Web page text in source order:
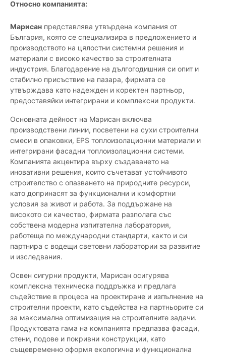
Относно компанията:
Марисан представлява утвърдена компания от
България, която се специализира в предложението и
производството на цялостни системни решения и
материали с високо качество за строителната
индустрия. Благодарение на дългогодишния си опит и
стабилно присъствие на пазара, фирмата се
утвърждава като надежден и коректен партньор,
предоставяйки интегрирани и комплексни продукти.
Основната дейност на Марисан включва
производствени линии, посветени на сухи строителни
смеси в опаковки, EPS топлоизолационни материали и
интегрирани фасадни топлоизолационни системи.
Компанията акцентира върху създаването на
иновативни решения, които съчетават устойчивото
строителство с опазването на природните ресурси,
като допринасят за функционални и комфортни
условия за живот и работа. За поддържане на
високото си качество, фирмата разполага със
собствена модерна изпитателна лаборатория,
работеща по международни стандарти, както и си
партнира с водещи световни лаборатории за развитие
и изследвания.
Освен сигурни продукти, Марисан осигурява
комплексна техническа поддръжка и предлага
съдействие в процеса на проектиране и изпълнение на
строителни проекти, като съдейства на партньорите си
за максимална оптимизация на строителните задачи.
Продуктовата гама на компанията предпазва фасади,
стени, подове и покривни конструкции, като
същевременно оформя екологична и функционална